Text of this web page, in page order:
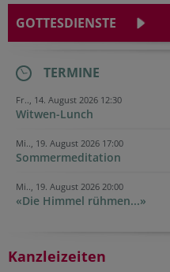
GOTTESDIENSTE
TERMINE
Fr.., 14. August 2026 12:30
Witwen-Lunch
Mi.., 19. August 2026 17:00
Sommermeditation
Mi.., 19. August 2026 20:00
«Die Himmel rühmen...»
Kanzleizeiten